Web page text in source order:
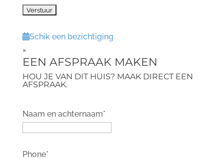
Schik een bezichtiging
×
EEN AFSPRAAK MAKEN
HOU JE VAN DIT HUIS? MAAK DIRECT EEN
AFSPRAAK.
Naam en achternaam*
Phone*